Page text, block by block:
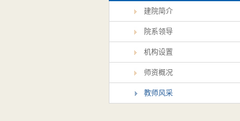
建院简介
院系领导
机构设置
师资概况
教师风采